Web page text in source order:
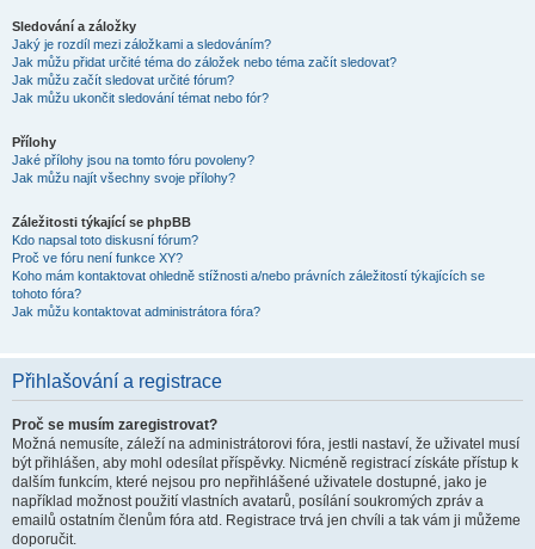
Sledování a záložky
Jaký je rozdíl mezi záložkami a sledováním?
Jak můžu přidat určité téma do záložek nebo téma začít sledovat?
Jak můžu začít sledovat určité fórum?
Jak můžu ukončit sledování témat nebo fór?
Přílohy
Jaké přílohy jsou na tomto fóru povoleny?
Jak můžu najít všechny svoje přílohy?
Záležitosti týkající se phpBB
Kdo napsal toto diskusní fórum?
Proč ve fóru není funkce XY?
Koho mám kontaktovat ohledně stížnosti a/nebo právních záležitostí týkajících se
tohoto fóra?
Jak můžu kontaktovat administrátora fóra?
Přihlašování a registrace
Proč se musím zaregistrovat?
Možná nemusíte, záleží na administrátorovi fóra, jestli nastaví, že uživatel musí
být přihlášen, aby mohl odesílat příspěvky. Nicméně registrací získáte přístup k
dalším funkcím, které nejsou pro nepřihlášené uživatele dostupné, jako je
například možnost použití vlastních avatarů, posílání soukromých zpráv a
emailů ostatním členům fóra atd. Registrace trvá jen chvíli a tak vám ji můžeme
doporučit.